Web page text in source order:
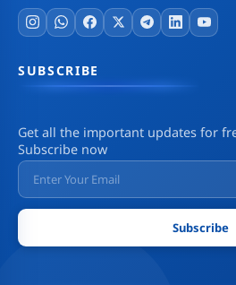
SUBSCRIBE
Get all the important updates for
Subscribe now